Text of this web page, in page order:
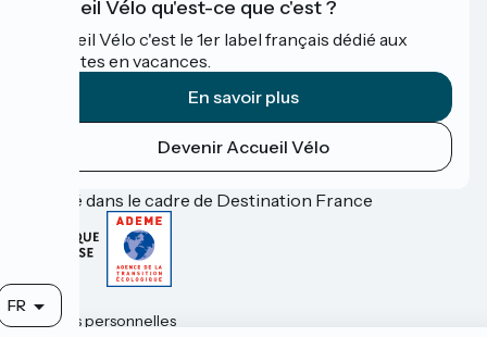
FR
Accueil Vélo qu'est-ce que c'est ?
Accueil Vélo c'est le 1er label français dédié aux
cyclistes en vacances.
En savoir plus
Devenir Accueil Vélo
Financé dans le cadre de Destination France
Contact
Données personnelles